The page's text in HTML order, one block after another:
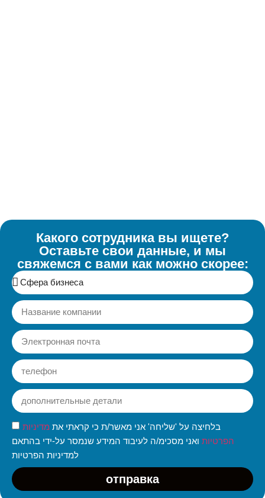
Какого сотрудника вы ищете?
Оставьте свои данные, и мы
свяжемся с вами как можно скорее:
בלחיצה על 'שליחה' אני מאשר/ת כי קראתי את מדיניות
הפרטיות ואני מסכימ/ה לעיבוד המידע שנמסר על-ידי בהתאם
למדיניות הפרטיות
отправка